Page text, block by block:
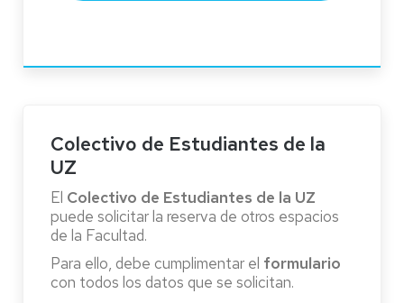
Colectivo de Estudiantes de la
UZ
El Colectivo de Estudiantes de la UZ
puede solicitar la reserva de otros espacios
de la Facultad.
Para ello, debe cumplimentar el formulario
con todos los datos que se solicitan.